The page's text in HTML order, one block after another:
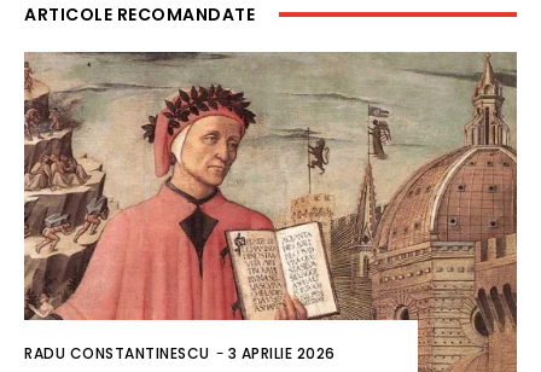
ARTICOLE RECOMANDATE
RADU CONSTANTINESCU - 3 APRILIE 2026